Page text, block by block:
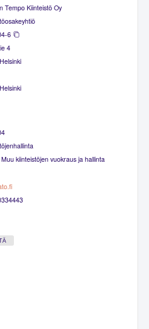
Tempo Kiinteistö Oy
6
4
kiinteistöjen vuokraus ja hallinta